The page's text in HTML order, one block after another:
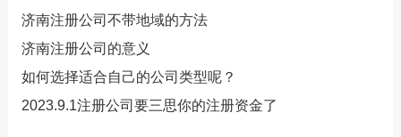
济南注册公司不带地域的方法
济南注册公司的意义
如何选择适合自己的公司类型呢？
2023.9.1注册公司要三思你的注册资金了